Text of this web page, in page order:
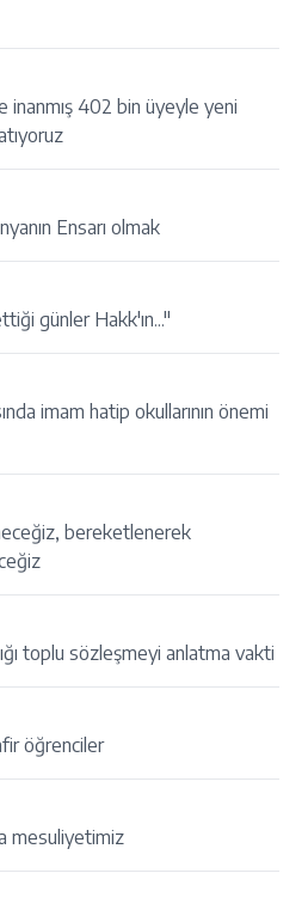
inanmış 402 bin üyeyle yeni
Ensarı olmak
günler Hakk'ın..."
imam hatip okullarının önemi
bereketlenerek
toplu sözleşmeyi anlatma vakti
öğrenciler
mesuliyetimiz